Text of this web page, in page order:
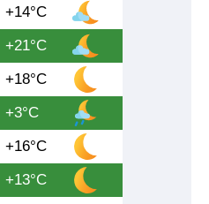
+14°C
+21°C
+18°C
+3°C
+16°C
+13°C